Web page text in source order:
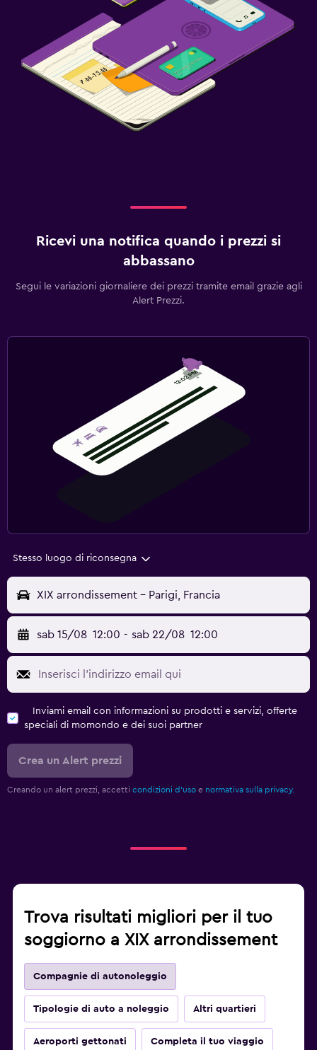
Ricevi una notifica quando i prezzi si
abbassano
Segui le variazioni giornaliere dei prezzi tramite email grazie agli
Alert Prezzi.
Stesso luogo di riconsegna
XIX arrondissement - Parigi, Francia
sab 15/08 12:00 - sab 22/08 12:00
Inviami email con informazioni su prodotti e servizi, offerte
speciali di momondo e dei suoi partner
Crea un Alert prezzi
Creando un alert prezzi, accetti condizioni d'uso e normativa sulla privacy.
Trova risultati migliori per il tuo
soggiorno a XIX arrondissement
Compagnie di autonoleggio
Tipologie di auto a noleggio Altri quartieri
Aeroporti gettonati Completa il tuo viaggio